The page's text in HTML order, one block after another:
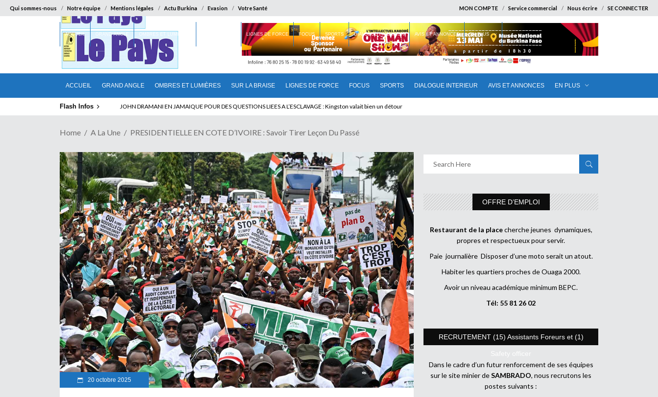
Qui sommes-nous Notre équipe Mentions légales Actu Burkina Evasion Votre Santé MON COMPTE Service commercial Nous écrire SE CONNECTER
ACCUEIL GRAND ANGLE OMBRES ET LUMIÈRES SUR LA BRAISE LIGNES DE FORCE FOCUS SPORTS DIALOGUE INTERIEUR AVIS ET ANNONCES EN PLUS
ACCUEIL GRAND ANGLE OMBRES ET LUMIÈRES LIGNES DE FORCE FOCUS SPORTS DIALOGUE INTERIEUR AVIS ET ANNONCES EN PLUS
Flash Infos ELECTION DE TALON A LA TETE DU SENAT BENINOIS : Quand Patrice quitte le pouvoir sans partir !
Home A La Une PRESIDENTIELLE EN COTE D’IVOIRE : Savoir Tirer Leçon Du Passé
20 octobre 2025
OFFRE D’EMPLOI
Restaurant de la placecherche jeunes dynamiques,
propres et respectueux pour servir.
Paie journalière Disposer d’une moto serait un atout.
Habiter les quartiers proches de Ouaga 2000.
Avoir un niveau académique minimum BEPC.
Tél: 55 81 26 02
RECRUTEMENT (15) Assistants Foreurs et (1)
Safety officer
Dans le cadre d’un futur renforcement de ses équipes
sur le site minier deSAMBRADO, nous recrutons les
postes suivants :